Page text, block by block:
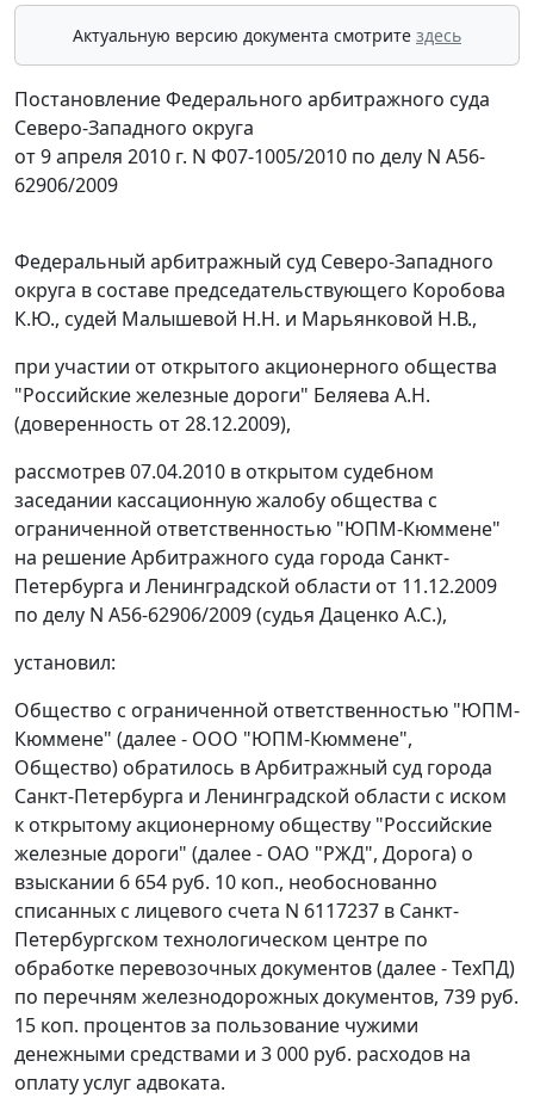
Актуальную версию документа смотрите здесь
Постановление Федерального арбитражного суда
Северо-Западного округа
от 9 апреля 2010 г. N Ф07-1005/2010 по делу N А56-
62906/2009
Федеральный арбитражный суд Северо-Западного
округа в составе председательствующего Коробова
К.Ю., судей Малышевой Н.Н. и Марьянковой Н.В.,
при участии от открытого акционерного общества
"Российские железные дороги" Беляева А.Н.
(доверенность от 28.12.2009),
рассмотрев 07.04.2010 в открытом судебном
заседании кассационную жалобу общества с
ограниченной ответственностью "ЮПМ-Кюммене"
на решение Арбитражного суда города Санкт-
Петербурга и Ленинградской области от 11.12.2009
по делу N А56-62906/2009 (судья Даценко А.С.),
установил:
Общество с ограниченной ответственностью "ЮПМ-
Кюммене" (далее - ООО "ЮПМ-Кюммене",
Общество) обратилось в Арбитражный суд города
Санкт-Петербурга и Ленинградской области с иском
к открытому акционерному обществу "Российские
железные дороги" (далее - ОАО "РЖД", Дорога) о
взыскании 6 654 руб. 10 коп., необоснованно
списанных с лицевого счета N 6117237 в Санкт-
Петербургском технологическом центре по
обработке перевозочных документов (далее - ТехПД)
по перечням железнодорожных документов, 739 руб.
15 коп. процентов за пользование чужими
денежными средствами и 3 000 руб. расходов на
оплату услуг адвоката.